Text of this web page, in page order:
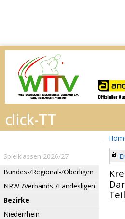
Spielklassen 2026/27
Bundes-/Regional-/Oberligen
NRW-/Verbands-/Landesligen
Bezirke
Niederrhein